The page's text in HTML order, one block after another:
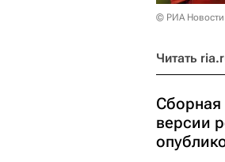
© РИА Новости
Читать
Сборная
версии